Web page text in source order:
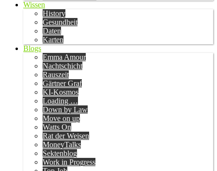
Wissen
History
Gesundheit
Daten
Karten
Blogs
Emma Amour
Nachtschicht
Rauszeit
Gärtner Graf
KI-Kosmos
Loading …
Down by Law
Move on up
Watts On
Rat der Weisen
MoneyTalks
Sektenblog
Work in Progress